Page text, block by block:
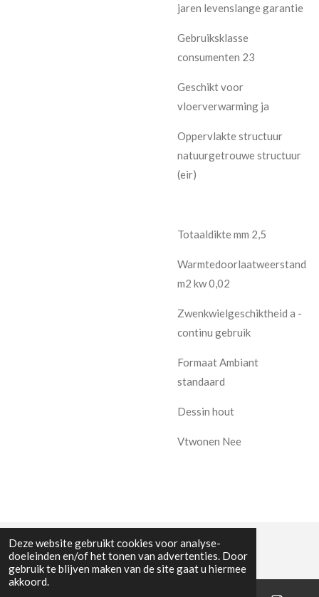
Deze website gebruikt cookies voor analyse-
doeleinden en/of het tonen van advertenties. Door
gebruik te blijven maken van de site gaat u hiermee
akkoord.
jaren levenslange garantie
Gebruiksklasse
consumenten 23
Geschikt voor
vloerverwarming ja
Oppervlakte structuur
natuurgetrouwe structuur
(eir)
Totaaldikte mm 2,5
Warmtedoorlaatweerstand
m2 kw 0,02
Zwenkwielgeschiktheid a -
continu gebruik
Formaat Ambiant
standaard
Dessin hout
Vtwonen Nee